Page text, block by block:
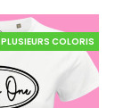
PLUSIEURS COLORIS